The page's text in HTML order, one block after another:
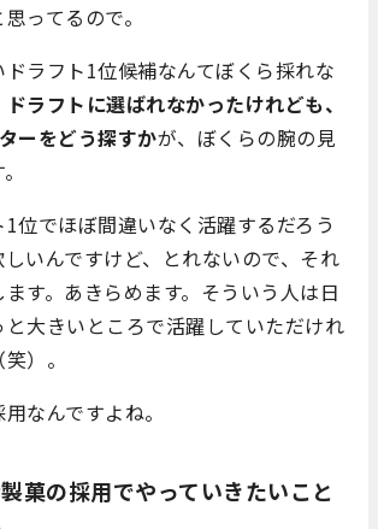
ってるので。
ラフト1位候補なんてぼくら採れな
ドラフトに選ばれなかったけれども、
ーをどう探すかが、ぼくらの腕の見
位でほぼ間違いなく活躍するだろう
いんですけど、とれないので、それ
す。あきらめます。そういう人は日
大きいところで活躍していただけれ
）。
なんですよね。
菓の採用でやっていきたいこと